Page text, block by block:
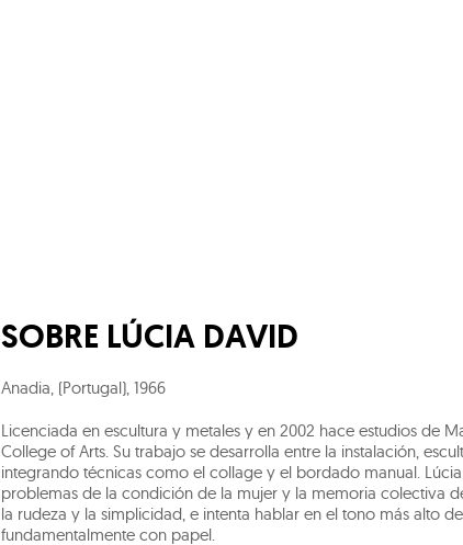
SOBRE LÚCIA DAVID
Anadia, (Portugal), 1966
Licenciada en escultura y metales y en 2002 hace estudios de
College of Arts. Su trabajo se desarrolla entre la instalación,
integrando técnicas como el collage y el bordado manual.
problemas de la condición de la mujer y la memoria colectiva
la rudeza y la simplicidad, e intenta hablar en el tono más alto
fundamentalmente con papel.